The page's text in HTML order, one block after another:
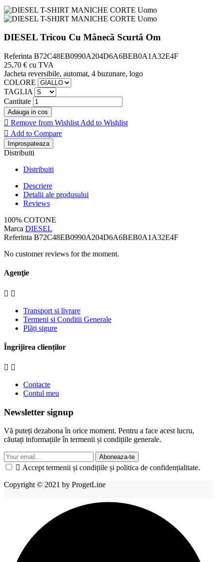
DIESEL Tricou Cu Mânecă Scurtă Om
Referinta B72C48EB0990A204D6A6BEB0A1A32E4F
25,70 € cu TVA
Jacheta reversibile, automat, 4 buzunare, logo
COLORE
TAGLIA
Cantitate
Adauga in cos
 Remove from Wishlist Add to Wishlist
 Add to Compare
Distribuiti
Distribuiti
Descriere
Detalii ale produsului
Reviews
100% COTONE
Marca DIESEL
Referinta B72C48EB0990A204D6A6BEB0A1A32E4F
No customer reviews for the moment.
Agenţie
 
Transport si livrare
Termeni si Conditii Generale
Plăți sigure
Îngrijirea clienților
 
Contacte
Contul meu
Newsletter signup
Vă puteți dezabona în orice moment. Pentru a face acest lucru,
căutați informațiile în termenii și condițiile generale.
Aboneaza-te
 Accept termenii și condițiile și politica de confidențialitate.
Copyright © 2021 by ProgetLine